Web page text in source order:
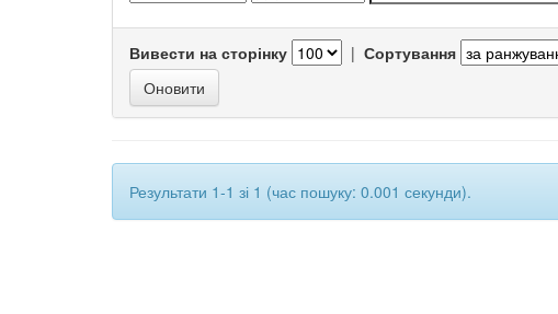
Вивести на сторінку | Сортування
Результати 1-1 зі 1 (час пошуку: 0.001 секунди).